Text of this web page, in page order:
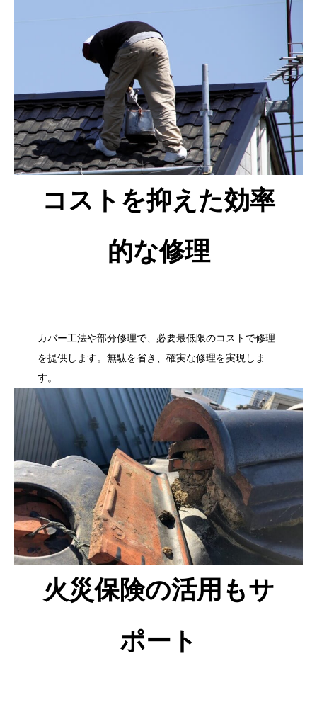
コストを抑えた効率
的な修理
カバー工法や部分修理で、必要最低限のコストで修理
を提供します。無駄を省き、確実な修理を実現しま
す。
火災保険の活用もサ
ポート